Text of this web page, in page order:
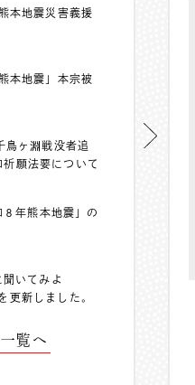
本地震災害義援
本地震」本宗被
鳥ヶ淵戦没者追
願法要について
８年熊本地震」の
聞いてみよ
更新しました。
覧へ